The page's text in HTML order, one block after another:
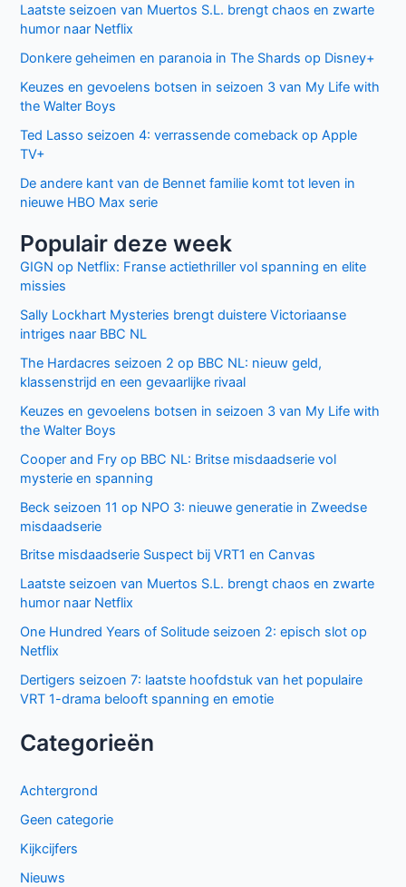
Laatste seizoen van Muertos S.L. brengt chaos en zwarte
humor naar Netflix
Donkere geheimen en paranoia in The Shards op Disney+
Keuzes en gevoelens botsen in seizoen 3 van My Life with
the Walter Boys
Ted Lasso seizoen 4: verrassende comeback op Apple
TV+
De andere kant van de Bennet familie komt tot leven in
nieuwe HBO Max serie
Populair deze week
GIGN op Netflix: Franse actiethriller vol spanning en elite
missies
Sally Lockhart Mysteries brengt duistere Victoriaanse
intriges naar BBC NL
The Hardacres seizoen 2 op BBC NL: nieuw geld,
klassenstrijd en een gevaarlijke rivaal
Keuzes en gevoelens botsen in seizoen 3 van My Life with
the Walter Boys
Cooper and Fry op BBC NL: Britse misdaadserie vol
mysterie en spanning
Beck seizoen 11 op NPO 3: nieuwe generatie in Zweedse
misdaadserie
Britse misdaadserie Suspect bij VRT1 en Canvas
Laatste seizoen van Muertos S.L. brengt chaos en zwarte
humor naar Netflix
One Hundred Years of Solitude seizoen 2: episch slot op
Netflix
Dertigers seizoen 7: laatste hoofdstuk van het populaire
VRT 1-drama belooft spanning en emotie
Categorieën
Achtergrond
Geen categorie
Kijkcijfers
Nieuws